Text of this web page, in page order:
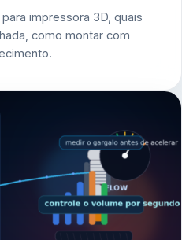
impressora 3D, quais
como montar com